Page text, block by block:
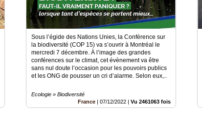
Sous l’égide des Nations Unies, la Conférence sur
la biodiversité (COP 15) va s’ouvrir à Montréal le
mercredi 7 décembre. À l’image des grandes
conférences sur le climat, cet évènement va être
sans nul doute l’occasion pour les pouvoirs publics
et les ONG de pousser un cri d’alarme. Selon eux,..
Ecologie » Biodiversité
France |07/12/2022 |Vu 2461063 fois